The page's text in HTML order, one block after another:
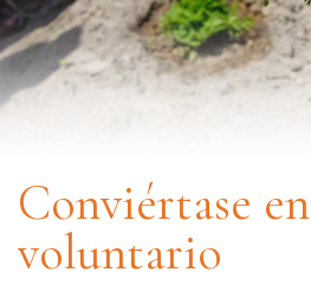
Conviértase en
voluntario